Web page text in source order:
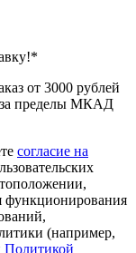
от 3000 рублей
за пределы МКАД
согласие на
функционирования
(например,
Политикой